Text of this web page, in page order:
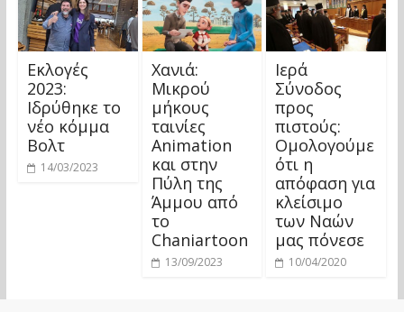
Εκλογές
2023:
Ιδρύθηκε το
νέο κόμμα
Βολτ
14/03/2023
Χανιά:
Μικρού
μήκους
ταινίες
Animation
και στην
Πύλη της
Άμμου από
το
Chaniartoon
13/09/2023
Ιερά
Σύνοδος
προς
πιστούς:
Ομολογούμε
ότι η
απόφαση για
κλείσιμο
των Ναών
μας πόνεσε
10/04/2020